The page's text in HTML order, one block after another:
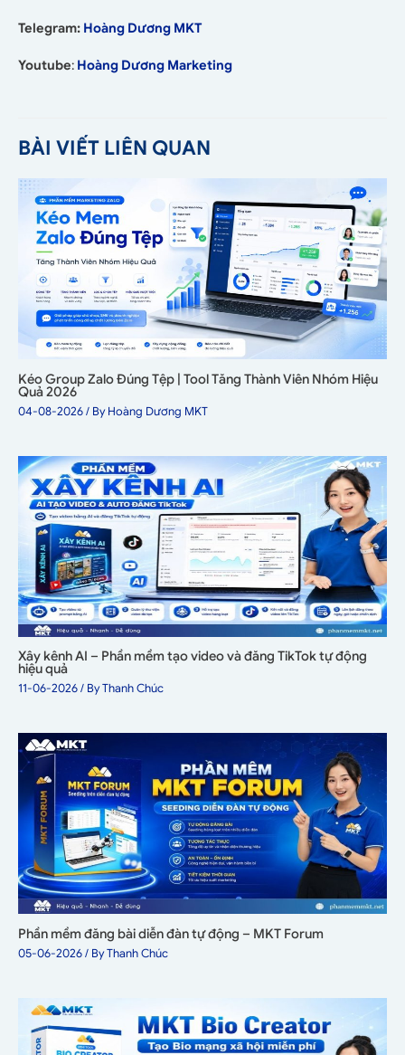
Telegram: Hoàng Dương MKT
Youtube: Hoàng Dương Marketing
BÀI VIẾT LIÊN QUAN
Kéo Group Zalo Đúng Tệp | Tool Tăng Thành Viên Nhóm Hiệu
Quả 2026
04-08-2026/ ByHoàng Dương MKT
Xây kênh AI – Phần mềm tạo video và đăng TikTok tự động
hiệu quả
11-06-2026/ ByThanh Chúc
Phần mềm đăng bài diễn đàn tự động – MKT Forum
05-06-2026/ ByThanh Chúc